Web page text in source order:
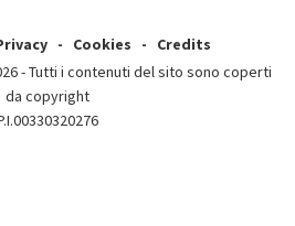
Cookies
Credits
- Tutti i contenuti del sito sono coperti
da copyright